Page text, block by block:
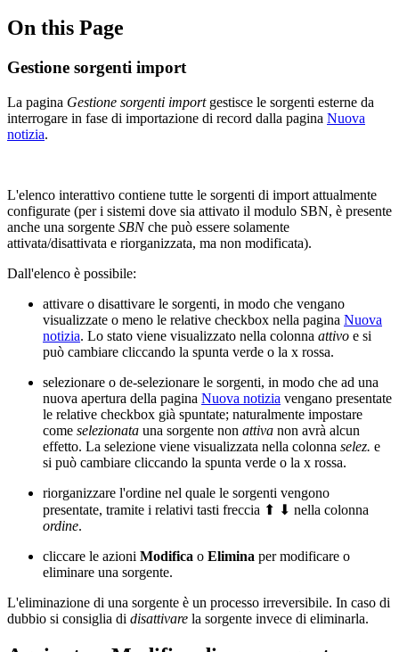
On this Page
Gestione sorgenti import
La pagina Gestione sorgenti importgestisce le sorgenti esterne da
interrogare in fase di importazione di record dalla pagina Nuova
notizia.
L'elenco interattivo contiene tutte le sorgenti di import attualmente
configurate (per i sistemi dove sia attivato il modulo SBN, è presente
anche una sorgente SBNche può essere solamente
attivata/disattivata e riorganizzata, ma non modificata).
Dall'elenco è possibile:
attivare o disattivare le sorgenti, in modo che vengano
visualizzate o meno le relative checkbox nella pagina Nuova
notizia. Lo stato viene visualizzato nella colonna attivo e si
può cambiare cliccando la spunta verde o la x rossa.
selezionare o de-selezionare le sorgenti, in modo che ad una
nuova apertura della pagina Nuova notizia vengano presentate
le relative checkbox già spuntate; naturalmente impostare
come selezionata una sorgente non attiva non avrà alcun
effetto. La selezione viene visualizzata nella colonna selez. e
si può cambiare cliccando la spunta verde o la x rossa.
riorganizzare l'ordine nel quale le sorgenti vengono
presentate, tramite i relativi tasti freccia ⬆ ⬇ nella colonna
ordine.
cliccare le azioni Modifica o Elimina per modificare o
eliminare una sorgente.
L'eliminazione di una sorgente è un processo irreversibile. In caso di
dubbio si consiglia di disattivare la sorgente invece di eliminarla.